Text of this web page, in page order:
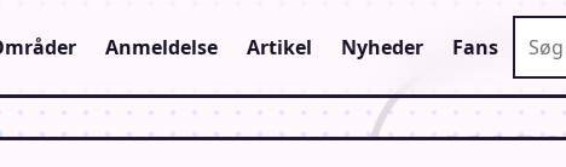
Anmeldelse Artikel Nyheder Fans